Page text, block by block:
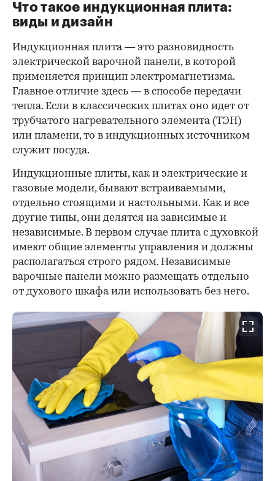
Что такое индукционная плита:
виды и дизайн
Индукционная плита — это разновидность
электрической варочной панели, в которой
применяется принцип электромагнетизма.
Главное отличие здесь — в способе передачи
тепла. Если в классических плитах оно идет от
трубчатого нагревательного элемента (ТЭН)
или пламени, то в индукционных источником
служит посуда.
Индукционные плиты, как и электрические и
газовые модели, бывают встраиваемыми,
отдельно стоящими и настольными. Как и все
другие типы, они делятся на зависимые и
независимые. В первом случае плита с духовкой
имеют общие элементы управления и должны
располагаться строго рядом. Независимые
варочные панели можно размещать отдельно
от духового шкафа или использовать без него.